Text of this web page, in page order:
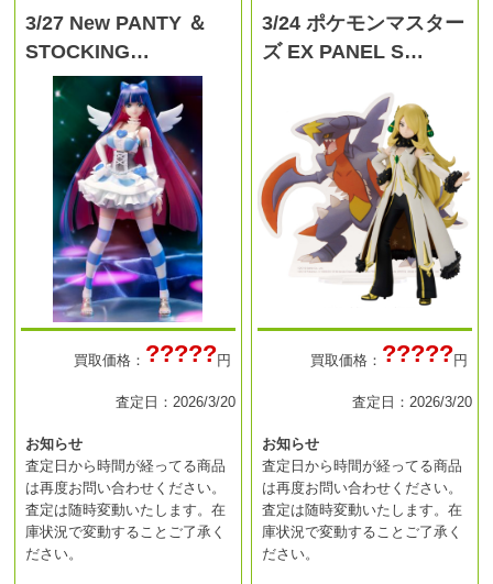
3/27 New PANTY ＆
STOCKING…
買取価格： ?????円
査定日：2026/3/20
お知らせ
査定日から時間が経ってる商品
は再度お問い合わせください。
査定は随時変動いたします。在
庫状況で変動することご了承く
ださい。
3/24 ポケモンマスター
ズ EX PANEL S…
買取価格： ?????円
査定日：2026/3/20
お知らせ
査定日から時間が経ってる商品
は再度お問い合わせください。
査定は随時変動いたします。在
庫状況で変動することご了承く
ださい。